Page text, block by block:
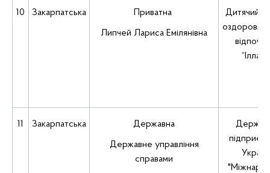
10 Закарпатська Приватна
Липчей Лариса Емілянівна
Дитячий
11 Закарпатська Державна
Державне управління
справами